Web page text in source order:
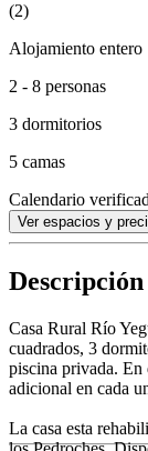
(2)
Alojamiento entero
2 - 8 personas
3 dormitorios
5 camas
Calendario
Ver espacios y
Casa Rural Río
cuadrados, 3
piscina privada. En
adicional en cada
La casa esta